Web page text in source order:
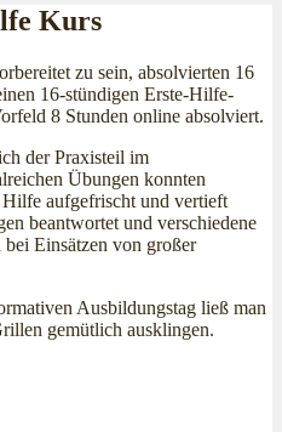
Kurs
zu sein, absolvierten 16
16-stündigen Erste-Hilfe-
8 Stunden online absolviert.
der Praxisteil im
Übungen konnten
aufgefrischt und vertieft
beantwortet und verschiedene
bei Einsätzen von großer
Ausbildungstag ließ man
gemütlich ausklingen.